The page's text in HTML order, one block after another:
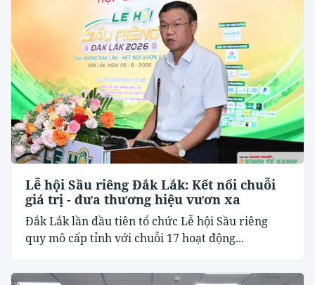
Lễ hội Sầu riêng Đắk Lắk: Kết nối chuỗi
giá trị - đưa thương hiệu vươn xa
Đắk Lắk lần đầu tiên tổ chức Lễ hội Sầu riêng
quy mô cấp tỉnh với chuỗi 17 hoạt động...